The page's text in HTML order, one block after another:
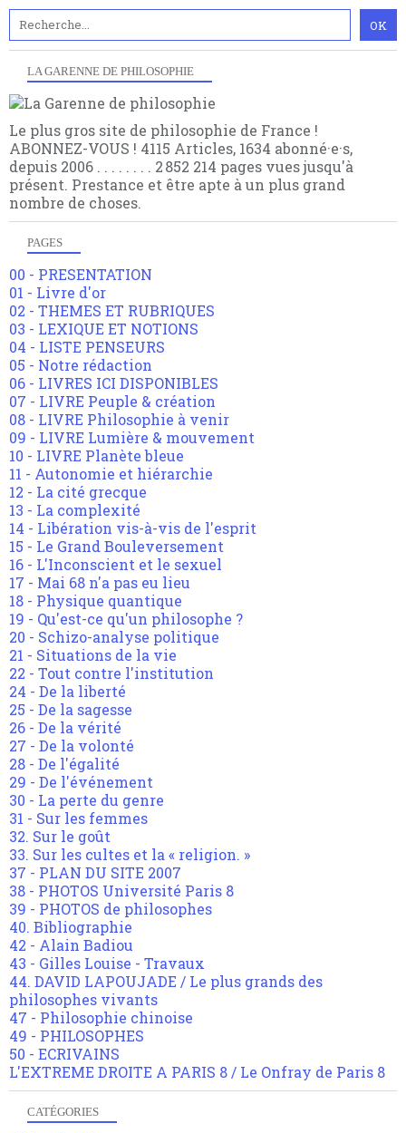
LA GARENNE DE PHILOSOPHIE
Le plus gros site de philosophie de France !
ABONNEZ-VOUS ! 4115 Articles, 1634 abonné·e·s,
depuis 2006 . . . . . . . . 2 852 214 pages vues jusqu'à
présent. Prestance et être apte à un plus grand
nombre de choses.
PAGES
00 - PRESENTATION
01 - Livre d'or
02 - THEMES ET RUBRIQUES
03 - LEXIQUE ET NOTIONS
04 - LISTE PENSEURS
05 - Notre rédaction
06 - LIVRES ICI DISPONIBLES
07 - LIVRE Peuple & création
08 - LIVRE Philosophie à venir
09 - LIVRE Lumière & mouvement
10 - LIVRE Planète bleue
11 - Autonomie et hiérarchie
12 - La cité grecque
13 - La complexité
14 - Libération vis-à-vis de l'esprit
15 - Le Grand Bouleversement
16 - L'Inconscient et le sexuel
17 - Mai 68 n'a pas eu lieu
18 - Physique quantique
19 - Qu'est-ce qu'un philosophe ?
20 - Schizo-analyse politique
21 - Situations de la vie
22 - Tout contre l'institution
24 - De la liberté
25 - De la sagesse
26 - De la vérité
27 - De la volonté
28 - De l'égalité
29 - De l'événement
30 - La perte du genre
31 - Sur les femmes
32. Sur le goût
33. Sur les cultes et la « religion. »
37 - PLAN DU SITE 2007
38 - PHOTOS Université Paris 8
39 - PHOTOS de philosophes
40. Bibliographie
42 - Alain Badiou
43 - Gilles Louise - Travaux
44. DAVID LAPOUJADE / Le plus grands des
philosophes vivants
47 - Philosophie chinoise
49 - PHILOSOPHES
50 - ECRIVAINS
L'EXTREME DROITE A PARIS 8 / Le Onfray de Paris 8
CATÉGORIES